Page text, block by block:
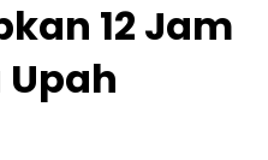
12 Jam